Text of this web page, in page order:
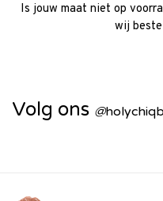
Is jouw maat niet op
wij
Volg ons @